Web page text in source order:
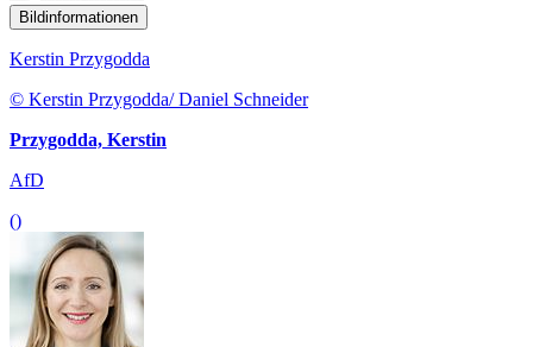
Bildinformationen
Kerstin Przygodda
© Kerstin Przygodda/ Daniel Schneider
Przygodda, Kerstin
AfD
()